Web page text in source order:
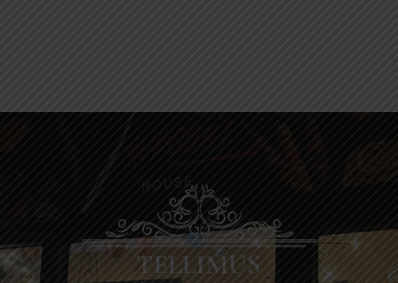
TELLIMUS